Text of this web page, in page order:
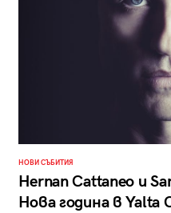
НОВИ СЪБИТИЯ
Hernan Cattaneo и
Нова година в Yalta